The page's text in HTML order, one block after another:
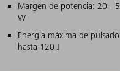
Características
Margen de potencia: 20 -
W
Energía máxima de
hasta 120 J